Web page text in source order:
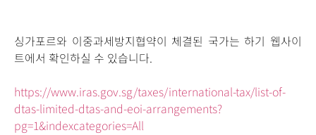
싱가포르와 이중과세방지협약이 체결된 국가는 하기 웹사이
트에서 확인하실 수 있습니다.
https://www.iras.gov.sg/taxes/international-tax/list-of-
dtas-limited-dtas-and-eoi-arrangements?
pg=1&indexcategories=All